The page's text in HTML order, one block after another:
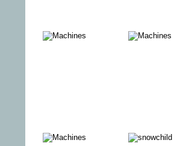
Die Hamburger
Krankheit
Aus
Überleben
DAS INNERE
MAGIE